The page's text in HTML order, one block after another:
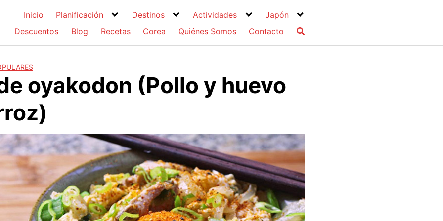
Inicio Planificación Destinos Actividades
Japón
Descuentos
Blog Recetas Corea Quiénes Somos Contacto
oyakodon (Pollo y huevo